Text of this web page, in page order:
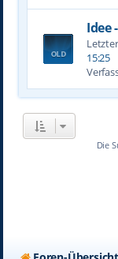
Idee
15:25
Die